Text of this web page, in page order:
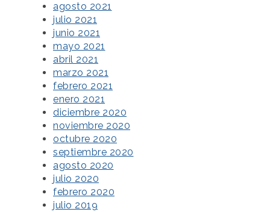
agosto 2021
julio 2021
junio 2021
mayo 2021
abril 2021
marzo 2021
febrero 2021
enero 2021
diciembre 2020
noviembre 2020
octubre 2020
septiembre 2020
agosto 2020
julio 2020
febrero 2020
julio 2019